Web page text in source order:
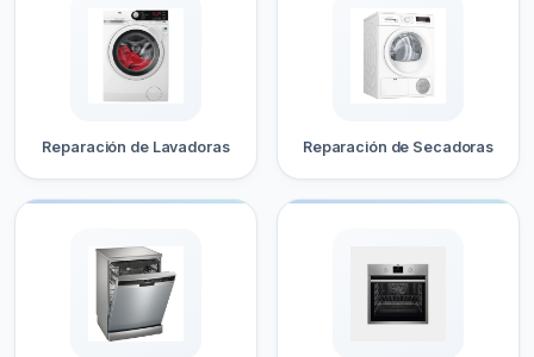
Reparación de Lavadoras Reparación de Secadoras